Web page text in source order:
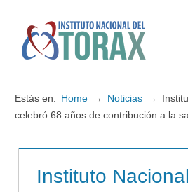
contenido
Instituto
del
TORAX
Estás en: Home Noticias
celebró 68 años de contribución a la
Instituto